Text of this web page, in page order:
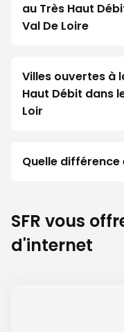
au Très Haut
Val De Loire
Villes ouvertes à
Haut Débit dans
Loir
Quelle différence
SFR vous
d'internet